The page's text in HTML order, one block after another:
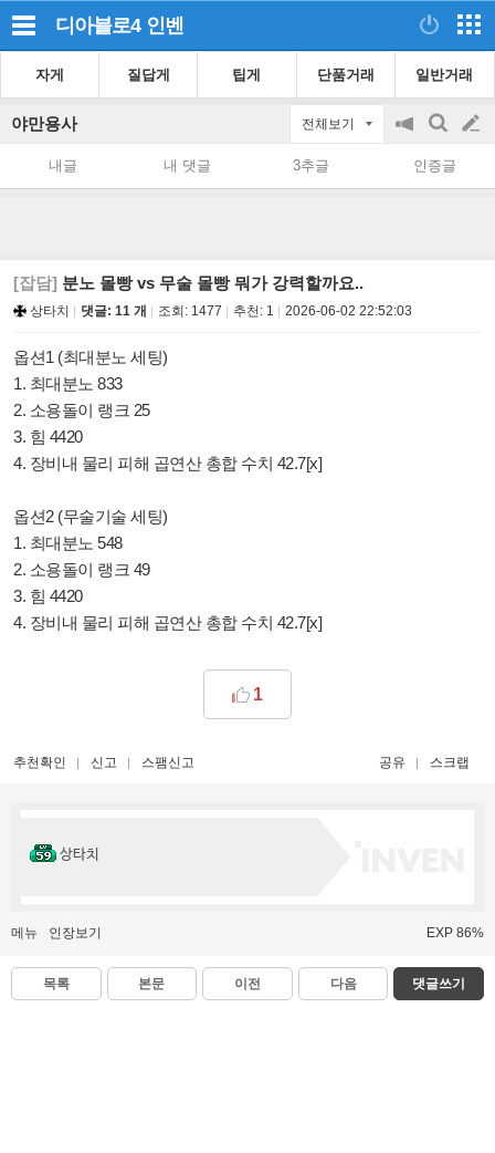
디아블로4 인벤
자게 질답게 팁게 단품거래 일반거래
야만용사 전체보기
공
on/off
검
색
글
쓰
내글 내 댓글 3추글 인증글
[잡담] 분노 몰빵 vs 무술 몰빵 뭐가 강력할까요..
상타치 댓글: 11 개 조회: 1477 추천: 1 2026-06-02 22:52:03
옵션1 (최대분노 세팅)
1. 최대분노 833
2. 소용돌이 랭크 25
3. 힘 4420
4. 장비내 물리 피해 곱연산 총합 수치 42.7[x]
옵션2 (무술기술 세팅)
1. 최대분노 548
2. 소용돌이 랭크 49
3. 힘 4420
4. 장비내 물리 피해 곱연산 총합 수치 42.7[x]
1
추천확인 신고 스팸신고 공유 스크랩
상타치
메뉴 인장보기 EXP 86%
목록 본문 이전 다음 댓글쓰기